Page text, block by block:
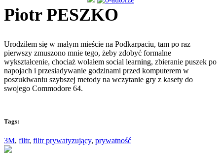
Piotr PESZKO
Urodziłem się w małym mieście na Podkarpaciu, tam po raz
pierwszy zmuszono mnie tego, żeby zdobyć formalne
wykształcenie, chociaż wolałem social learning, zbieranie puszek po
napojach i przesiadywanie godzinami przed komputerem w
poszukiwaniu szybszej metody na wczytanie gry z kasety do
swojego Commodore 64.
Tags:
3M, filtr, filtr prywatyzujący, prywatność